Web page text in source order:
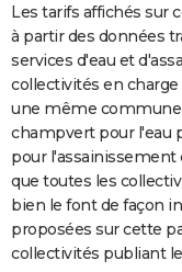
Les tarifs affichés sur
à partir des données
services d'eau et
collectivités en
une même commune
champvert pour l'eau
pour l'assainissement
que toutes les
bien le font de façon
proposées sur cette
collectivités publiant